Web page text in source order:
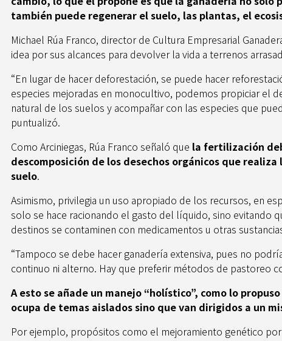
también puede regenerar el suelo, las plantas, el
Michael Rúa Franco, director de Cultura Empresarial
idea por sus alcances para devolver la vida a terrenos
“En lugar de hacer deforestación, se puede hacer
especies mejoradas en monocultivo, podemos propiciar el
natural de los suelos y acompañar con las especies que
puntualizó.
Como Arciniegas, Rúa Franco señaló que la fertilización
descomposición de los desechos orgánicos que
suelo.
Asimismo, privilegia un uso apropiado de los recursos, en
solo se hace racionando el gasto del líquido, sino evitando
destinos se contaminen con medicamentos u otras
“Tampoco se debe hacer ganadería extensiva, pues no
continuo ni alterno. Hay que preferir métodos de pastoreo
A esto se añade un manejo “holístico”, como lo
ocupa de temas aislados sino que van dirigidos a un
Por ejemplo, propósitos como el mejoramiento genético